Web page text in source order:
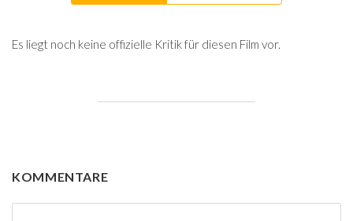
Es liegt noch keine offizielle Kritik für diesen Film vor.
KOMMENTARE